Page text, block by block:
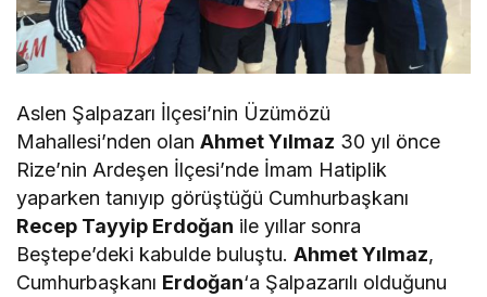
Aslen Şalpazarı İlçesi’nin Üzümözü
Mahallesi’nden olanAhmet Yılmaz 30 yıl önce
Rize’nin Ardeşen İlçesi’nde İmam Hatiplik
yaparken tanıyıp görüştüğü Cumhurbaşkanı
Recep Tayyip Erdoğan ile yıllar sonra
Beştepe’deki kabulde buluştu.Ahmet Yılmaz,
Cumhurbaşkanı Erdoğan‘a Şalpazarılı olduğunu